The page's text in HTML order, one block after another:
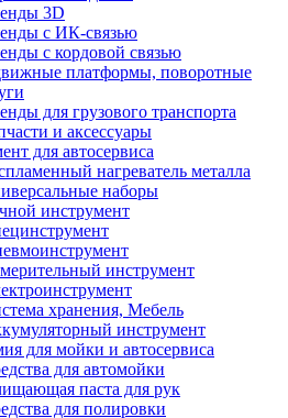
3D
с ИК-связью
с кордовой связью
платформы, поворотные
для грузового транспорта
и аксессуары
для автосервиса
нагреватель металла
наборы
инструмент
инструмент
хранения, Мебель
инструмент
для мойки и автосервиса
для автомойки
паста для рук
для полировки